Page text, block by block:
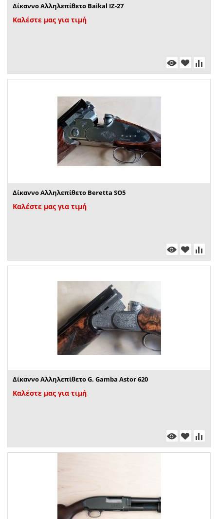
Δίκαννο Αλληλεπίθετο Baikal IZ-27
Καλέστε μας για τιμή
Δίκαννο Αλληλεπίθετο Beretta SO5
Καλέστε μας για τιμή
Δίκαννο Αλληλεπίθετο G. Gamba Astor 620
Καλέστε μας για τιμή